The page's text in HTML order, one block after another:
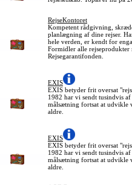
RejseKontoret
Kompetent rådgivning,
planlægning af dine rejser.
hele verden, er kendt for
Formidler alle
Rejsegarantifonden.
EXIS
EXIS betyder frit oversat
1982 har vi sendt tusindvis
målsætning fortsat at udvikle
aldre.
EXIS
EXIS betyder frit oversat
1982 har vi sendt tusindvis
målsætning fortsat at udvikle
aldre.